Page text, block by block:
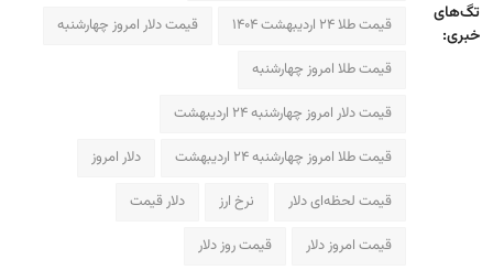
تگ‌های
خبری:
قیمت طلا ۲۴ اردیبهشت ۱۴۰۴
قیمت دلار امروز چهارشنبه
قیمت طلا امروز چهارشنبه
قیمت دلار امروز چهارشنبه ۲۴ اردیبهشت
قیمت طلا امروز چهارشنبه ۲۴ اردیبهشت
دلار امروز
قیمت لحظه‌ای دلار
نرخ ارز
دلار قیمت
قیمت امروز دلار
قیمت روز دلار